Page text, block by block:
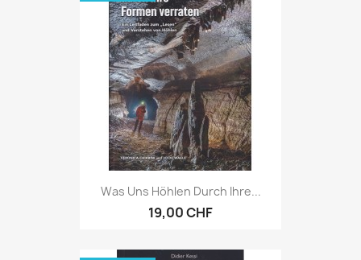
Was Uns Höhlen Durch Ihre...
19,00 CHF